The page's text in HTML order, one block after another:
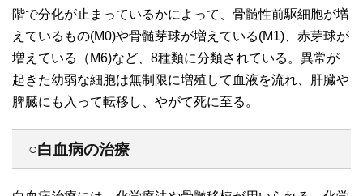
階で分化が止まっているかによって、骨髄性前駆細胞が増
えているもの(M0)や骨髄芽球が増えている(M1)、赤芽球が
増えている（M6)など、8種類に分類されている。異常が
起きた幼弱な細胞は無制限に増殖して血液を流れ、肝臓や
脾臓にも入って転移し、やがて死に至る。
○白血病の治療